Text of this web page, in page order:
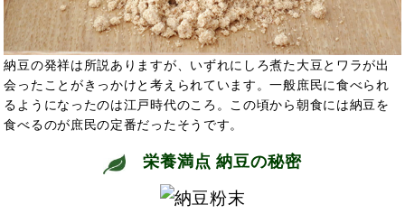
納豆の発祥は所説ありますが、いずれにしろ煮た大豆とワラが出
会ったことがきっかけと考えられています。一般庶民に食べられ
るようになったのは江戸時代のころ。この頃から朝食には納豆を
食べるのが庶民の定番だったそうです。
栄養満点 納豆の秘密